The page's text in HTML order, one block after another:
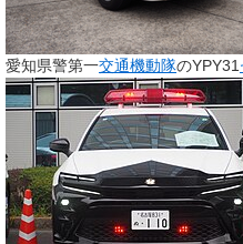
愛知県警第一交通機動隊のYPY31